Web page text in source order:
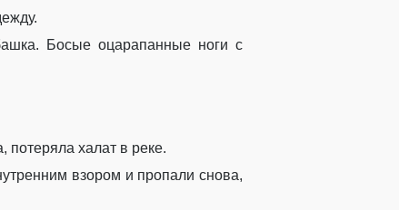
Босые оцарапанные ноги с
халат в реке.
взором и пропали снова,